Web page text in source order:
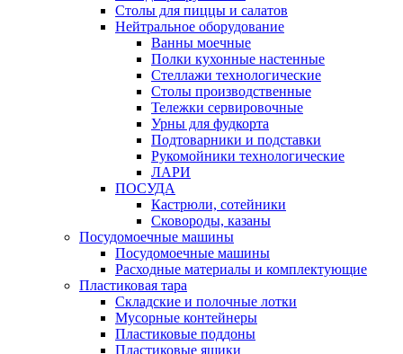
Столы для пиццы и салатов
Нейтральное оборудование
Ванны моечные
Полки кухонные настенные
Стеллажи технологические
Столы производственные
Тележки сервировочные
Урны для фудкорта
Подтоварники и подставки
Рукомойники технологические
ЛАРИ
ПОСУДА
Кастрюли, сотейники
Сковороды, казаны
Посудомоечные машины
Посудомоечные машины
Расходные материалы и комплектующие
Пластиковая тара
Складские и полочные лотки
Мусорные контейнеры
Пластиковые поддоны
Пластиковые ящики